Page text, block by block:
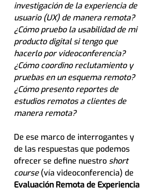
investigación de la experiencia de
usuario (UX) de manera remota?
¿Cómo pruebo la usabilidad de mi
producto digital si tengo que
hacerlo por videoconferencia?
¿Cómo coordino reclutamiento y
pruebas en un esquema remoto?
¿Cómo presento reportes de
estudios remotos a clientes de
manera remota?
De ese marco de interrogantes y
de las respuestas que podemos
ofrecer se define nuestro short
course (vía videoconferencia) de
Evaluación Remota de Experiencia